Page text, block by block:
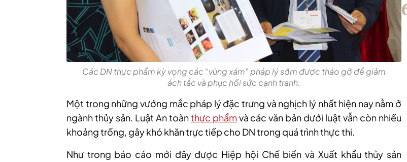
Các DN thực phẩm kỳ vọng các “vùng xám” pháp lý sớm được tháo gỡ để giảm
ách tắc và phục hồi sức cạnh tranh.
Một trong những vướng mắc pháp lý đặc trưng và nghịch lý nhất hiện nay nằm ở
ngành thủy sản. Luật An toànthực phẩmvà các văn bản dưới luật vẫn còn nhiều
khoảng trống, gây khó khăn trực tiếp cho DN trong quá trình thực thi.
Như trong báo cáo mới đâyđược Hiệp hội Chế biến và Xuất khẩu thủy sản